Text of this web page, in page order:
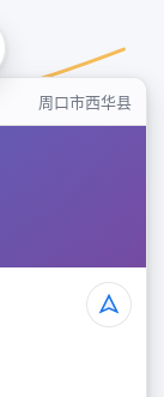
周口市西华县